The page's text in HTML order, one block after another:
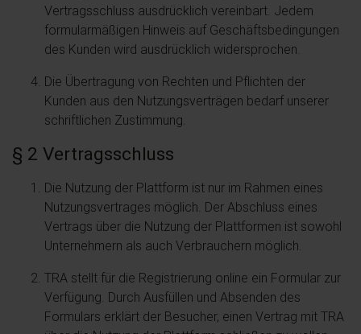
Vertragsschluss ausdrücklich vereinbart. Jedem
formularmäßigen Hinweis auf Geschäftsbedingungen
des Kunden wird ausdrücklich widersprochen.
Die Übertragung von Rechten und Pflichten der
Kunden aus den Nutzungsverträgen bedarf unserer
schriftlichen Zustimmung.
§ 2 Vertragsschluss
Die Nutzung der Plattform ist nur im Rahmen eines
Nutzungsvertrages möglich. Der Abschluss eines
Vertrags über die Nutzung der Plattformen ist sowohl
Unternehmern als auch Verbrauchern möglich.
TRA stellt für die Registrierung online ein Formular zur
Verfügung. Durch Ausfüllen und Absenden des
Formulars erklärt der Besucher, einen Vertrag mit TRA